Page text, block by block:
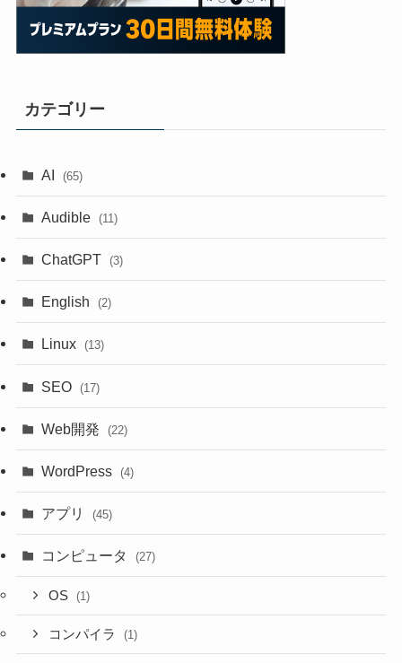
カテゴリー
AI (65)
Audible (11)
ChatGPT (3)
English (2)
Linux (13)
SEO (17)
Web開発 (22)
WordPress (4)
アプリ (45)
コンピュータ (27)
OS (1)
コンパイラ (1)